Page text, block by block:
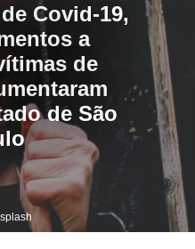
Covid-19,
a
de
de São